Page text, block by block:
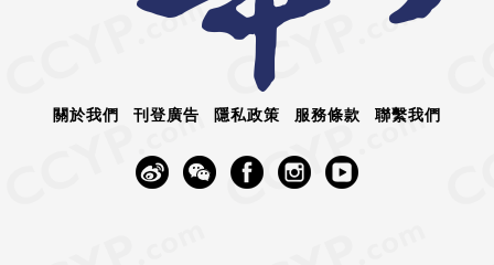
關於我們 刊登廣告 隱私政策 服務條款 聯繫我們